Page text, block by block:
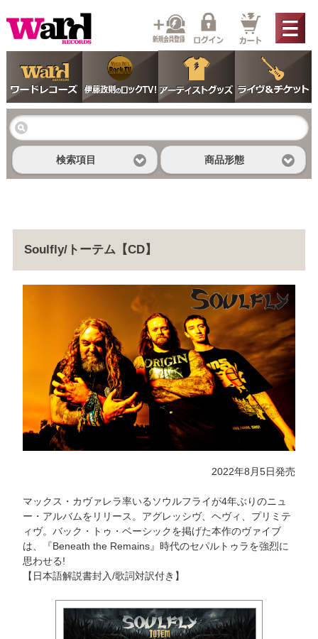
検索項目 商品形態
Soulfly/トーテム【CD】
2022年8月5日発売
マックス・カヴァレラ率いるソウルフライが4年ぶりのニュ
ー・アルバムをリリース。アグレッシヴ、ヘヴィ、プリミテ
ィヴ。バック・トゥ・ベーシックを掲げた本作のヴァイブ
は、『Beneath the Remains』時代のセパルトゥラを強烈に
思わせる!
【日本語解説書封入/歌詞対訳付き】